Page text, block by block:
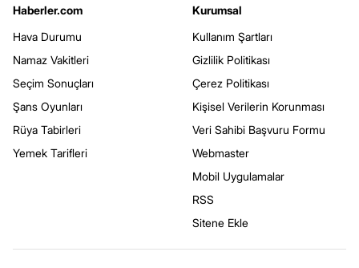
Haberler.com
Hava Durumu
Namaz Vakitleri
Seçim Sonuçları
Şans Oyunları
Rüya Tabirleri
Yemek Tarifleri
Kurumsal
Kullanım Şartları
Gizlilik Politikası
Çerez Politikası
Kişisel Verilerin Korunması
Veri Sahibi Başvuru Formu
Webmaster
Mobil Uygulamalar
RSS
Sitene Ekle